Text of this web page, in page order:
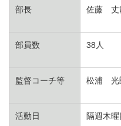
部長 佐藤 丈
部員数 38人
監督コーチ等 松浦 光
活動日 隔週木